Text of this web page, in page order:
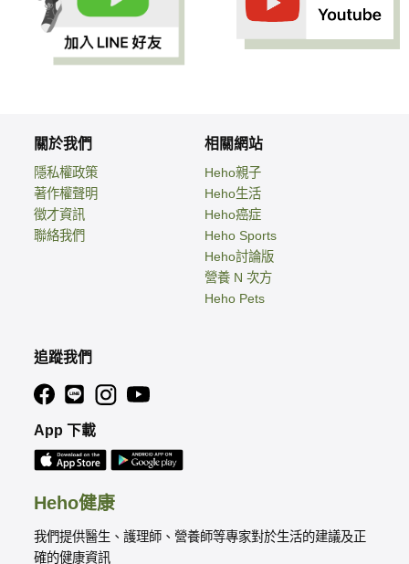
Heho健康
我們提供醫生、護理師、營養師等專家對於生活的建議及正
確的健康資訊
關於我們
隱私權政策
著作權聲明
徵才資訊
聯絡我們
相關網站
Heho親子
Heho生活
Heho癌症
Heho Sports
Heho討論版
營養 N 次方
Heho Pets
追蹤我們
App 下載